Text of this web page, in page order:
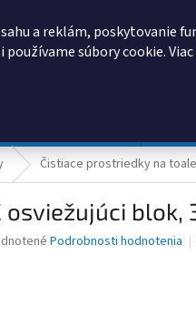
a reklám, poskytovanie
súbory cookie.
Čistiace prostriedky na
osviežujúci blok,
Podrobnosti hodnotenia